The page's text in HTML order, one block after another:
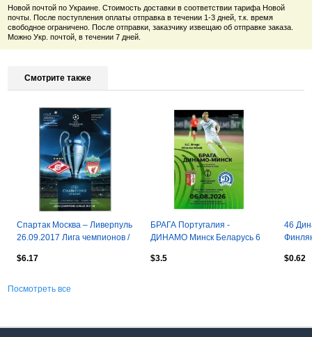
Новой почтой по Украине. Стоимость доставки в соответствии тарифа Новой
почты. После поступления оплаты отправка в течении 1-3 дней, т.к. время
свободное ограничено. После отправки, заказчику извещаю об отправке заказа.
Можно Укр. почтой, в течении 7 дней.
Смотрите также
Спартак Москва – Ливерпуль
26.09.2017 Лига чемпионов /
$6.17
БРАГА Португалия -
ДИНАМО Минск Беларусь 6
выезд
$3.5
46
$0.62
Посмотреть все